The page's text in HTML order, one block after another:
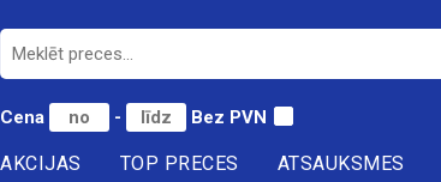
Cena - Bez PVN
AKCIJAS TOP PRECES ATSAUKSMES